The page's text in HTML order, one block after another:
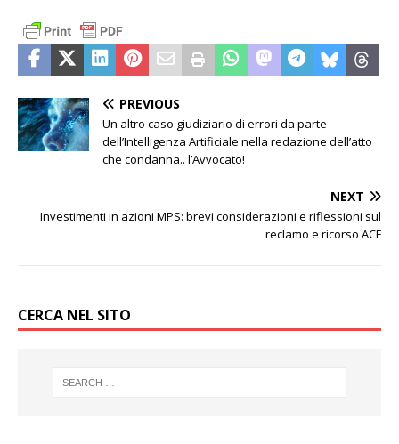
PREVIOUS
Un altro caso giudiziario di errori da parte
dell’Intelligenza Artificiale nella redazione dell’atto
che condanna.. l’Avvocato!
NEXT
Investimenti in azioni MPS: brevi considerazioni e riflessioni sul
reclamo e ricorso ACF
CERCA NEL SITO